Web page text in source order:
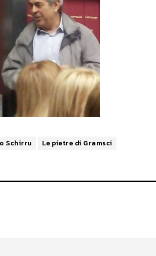
Schirru Le pietre di Gramsci